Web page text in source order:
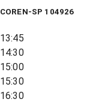
COREN-SP 104926
13:45
14:30
15:00
15:30
16:30